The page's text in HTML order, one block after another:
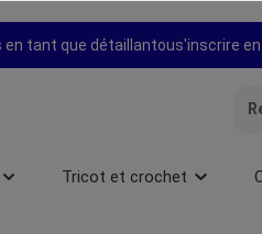
la navigation principale
en tant que détaillantous'inscrire
Tricot et crochet